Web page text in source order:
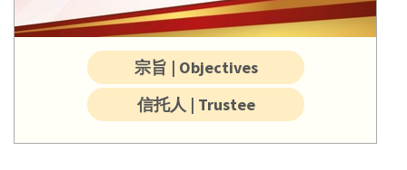
宗旨 | Objectives
信托人 | Trustee